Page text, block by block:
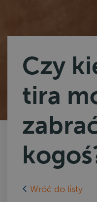
Czy
tira
Wróć do listy